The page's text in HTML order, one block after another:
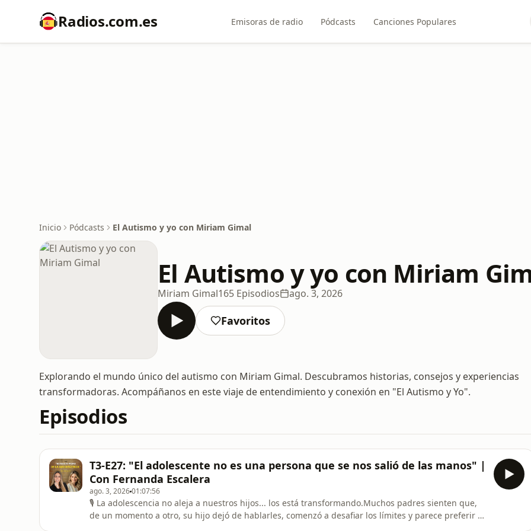
Radios.com.es Emisoras de radio Pódcasts Canciones Populares
Inicio Pódcasts El Autismo y yo con Miriam Gimal
El Autismo y yo con Miriam
Miriam Gimal165 Episodios ago. 3, 2026
Favoritos
Explorando el mundo único del autismo con Miriam Gimal. Descubramos historias, consejos y experiencias
transformadoras. Acompáñanos en este viaje de entendimiento y conexión en "El Autismo y Yo".
Episodios
T3-E27: "El adolescente no es una persona que se nos salió de las manos" |
Con Fernanda Escalera
ago. 3, 202601:07:56
🎙️ La adolescencia no aleja a nuestros hijos... los está transformando.Muchos padres sienten que,
de un momento a otro, su hijo dejó de hablarles, comenzó a desafiar los límites y parece preferir a